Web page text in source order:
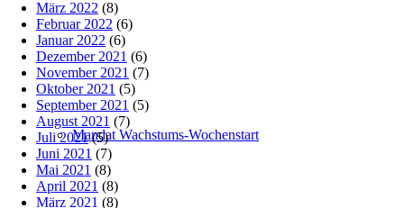
Mandat Wachstums-Wochenstart
März 2022 (8)
Februar 2022 (6)
Januar 2022 (6)
Dezember 2021 (6)
November 2021 (7)
Oktober 2021 (5)
September 2021 (5)
August 2021 (7)
Juli 2021(5)
Juni 2021 (7)
Mai 2021 (8)
April 2021 (8)
März 2021 (8)